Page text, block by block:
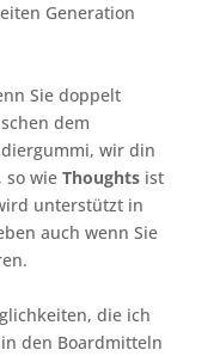
Generation
Sie doppelt
dem
wir din
so wie Thoughtsist
unterstützt in
auch wenn Sie
die ich
den Boardmitteln